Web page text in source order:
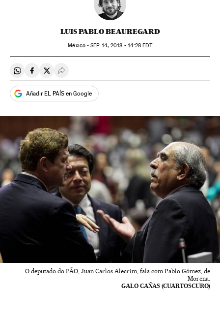
LUIS PABLO BEAUREGARD
México -SEP 14, 2018 - 14:28 EDT
Compartir en Whatsapp
Compartir en Facebook
Compartir en Twitter
Desplegar Redes Sociales
Añadir EL PAÍS en Google
O deputado do PÃO, Juan Carlos Alecrim, fala com Pablo Gómez, de
Morena.
GALO CAÑAS (CUARTOSCURO)